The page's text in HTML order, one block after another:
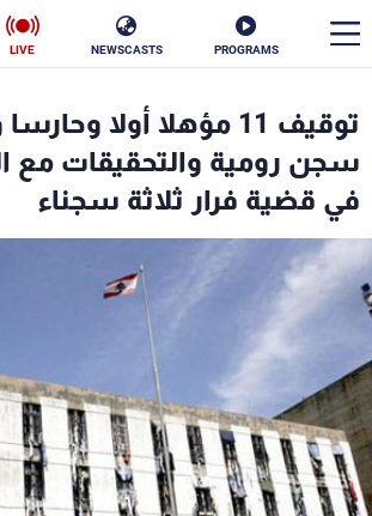
PROGRAMS
NEWSCASTS
LIVE
توقيف 11 مؤهلا أولا
سجن رومية والتحقيقات مع
في قضية فرار ثلاثة سجناء
الأخبار
سياسة ناس
إقتصاد
كأس العالم
البرامج